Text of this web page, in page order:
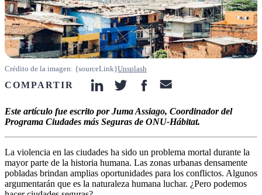
Crédito de la imagen: {sourceLink}Unsplash
COMPARTIR linkedin-icon
twitter-iconfacebook-icon
email-icon
Este artículo fue escrito por Juma Assiago, Coordinador del
Programa Ciudades más Seguras de ONU-Hábitat.
La violencia en las ciudades ha sido un problema mortal durante la
mayor parte de la historia humana. Las zonas urbanas densamente
pobladas brindan amplias oportunidades para los conflictos. Algunos
argumentarán que es la naturaleza humana luchar. ¿Pero podemos